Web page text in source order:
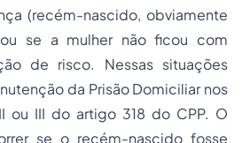
(recém-nascido, obviamente
se a mulher não ficou com
de risco. Nessas situações
da Prisão Domiciliar nos
ou III do artigo 318 do CPP. O
se o recém-nascido fosse